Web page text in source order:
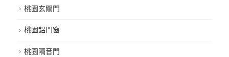
桃園玄關門
桃園鋁門窗
桃園隔音門